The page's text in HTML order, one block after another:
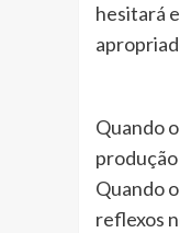
hesitará
Quando
Quando
reflexos